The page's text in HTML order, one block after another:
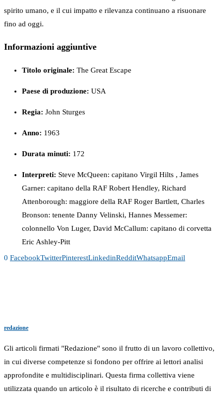
spirito umano, e il cui impatto e rilevanza continuano a risuonare
fino ad oggi.
Informazioni aggiuntive
Titolo originale: The Great Escape
Paese di produzione: USA
Regia: John Sturges
Anno: 1963
Durata minuti: 172
Interpreti: Steve McQueen: capitano Virgil Hilts , James
Garner: capitano della RAF Robert Hendley, Richard
Attenborough: maggiore della RAF Roger Bartlett, Charles
Bronson: tenente Danny Velinski, Hannes Messemer:
colonnello Von Luger, David McCallum: capitano di corvetta
Eric Ashley-Pitt
0 FacebookTwitterPinterestLinkedinRedditWhatsappEmail
redazione
Gli articoli firmati "Redazione" sono il frutto di un lavoro collettivo,
in cui diverse competenze si fondono per offrire ai lettori analisi
approfondite e multidisciplinari. Questa firma collettiva viene
utilizzata quando un articolo è il risultato di ricerche e contributi di